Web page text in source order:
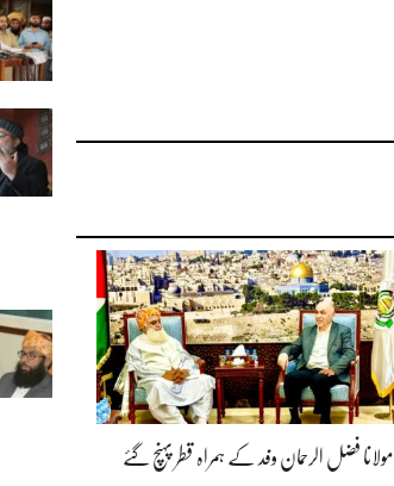
مولانا فضل الرحمان وفد کے ہمراہ قطر پہنچ گئے